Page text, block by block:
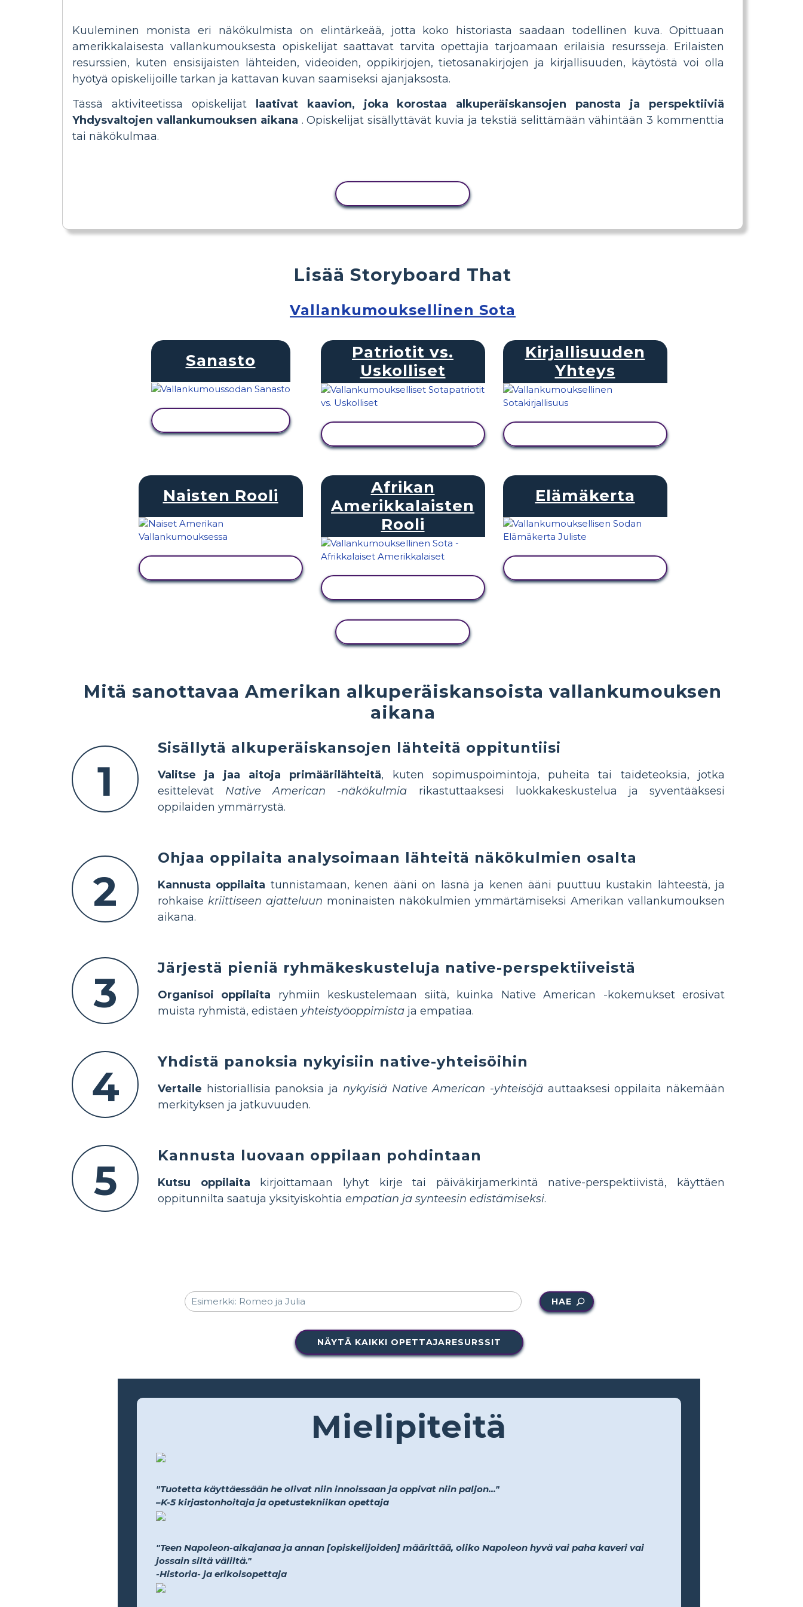
Kuuleminen monista eri näkökulmista on elintärkeää, jotta koko historiasta saadaan todellinen kuva. Opittuaan
amerikkalaisesta vallankumouksesta opiskelijat saattavat tarvita opettajia tarjoamaan erilaisia resursseja. Erilaisten
resurssien, kuten ensisijaisten lähteiden, videoiden, oppikirjojen, tietosanakirjojen ja kirjallisuuden, käytöstä voi olla
hyötyä opiskelijoille tarkan ja kattavan kuvan saamiseksi ajanjaksosta.
Tässä aktiviteetissa opiskelijat laativat kaavion, joka korostaa alkuperäiskansojen panosta ja perspektiiviä
Yhdysvaltojen vallankumouksen aikana . Opiskelijat sisällyttävät kuvia ja tekstiä selittämään vähintään 3 kommenttia
tai näkökulmaa.
Mitä sanottavaa Amerikan alkuperäiskansoista vallankumouksen
aikana
1
Sisällytä alkuperäiskansojen lähteitä oppituntiisi
Valitse ja jaa aitoja primäärilähteitä, kuten sopimuspoimintoja, puheita tai taideteoksia, jotka
esittelevät Native American -näkökulmia rikastuttaaksesi luokkakeskustelua ja syventääksesi
oppilaiden ymmärrystä.
2
Ohjaa oppilaita analysoimaan lähteitä näkökulmien osalta
Kannusta oppilaita tunnistamaan, kenen ääni on läsnä ja kenen ääni puuttuu kustakin lähteestä, ja
rohkaise kriittiseen ajatteluun moninaisten näkökulmien ymmärtämiseksi Amerikan vallankumouksen
aikana.
3
Järjestä pieniä ryhmäkeskusteluja native-perspektiiveistä
Organisoi oppilaita ryhmiin keskustelemaan siitä, kuinka Native American -kokemukset erosivat
muista ryhmistä, edistäen yhteistyöoppimista ja empatiaa.
4
Yhdistä panoksia nykyisiin native-yhteisöihin
Vertaile historiallisia panoksia ja nykyisiä Native American -yhteisöjäauttaaksesi oppilaita näkemään
merkityksen ja jatkuvuuden.
5
Kannusta luovaan oppilaan pohdintaan
Kutsu oppilaita kirjoittamaan lyhyt kirje tai päiväkirjamerkintä native-perspektiivistä, käyttäen
oppitunnilta saatuja yksityiskohtia empatian ja synteesin edistämiseksi.
Lisää Storyboard That
Vallankumouksellinen Sota
Sanasto
Patriotit vs.
Uskolliset
Kirjallisuuden
Yhteys
Naisten Rooli
Afrikan
Amerikkalaisten
Rooli
Elämäkerta
HAE
NÄYTÄ KAIKKI OPETTAJARESURSSIT
Mielipiteitä
"Tuotetta käyttäessään he olivat niin innoissaan ja oppivat niin paljon..."
–K-5 kirjastonhoitaja ja opetustekniikan opettaja
"Teen Napoleon-aikajanaa ja annan [opiskelijoiden] määrittää, oliko Napoleon hyvä vai paha kaveri vai
jossain siltä väliltä."
-Historia- ja erikoisopettaja